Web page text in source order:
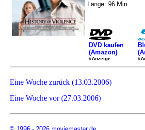
Länge: 96 Min.
DVD kaufen
(Amazon)
#Anzeige
Eine Woche zurück (13.03.2006)
Eine Woche vor (27.03.2006)